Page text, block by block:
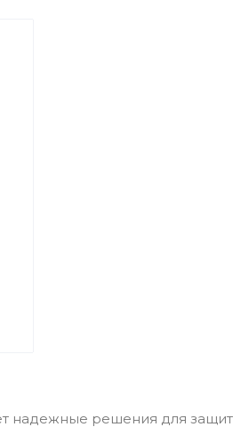
надежные решения для